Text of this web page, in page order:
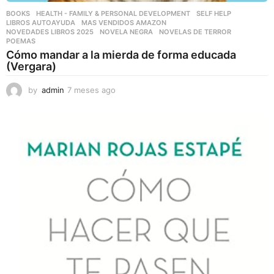
BOOKS ,HEALTH - FAMILY & PERSONAL DEVELOPMENT ,SELF HELP
LIBROS AUTOAYUDA
,MAS VENDIDOS AMAZON
NOVEDADES LIBROS 2025
,NOVELA NEGRA ,NOVELAS DE TERROR
POEMAS
Cómo mandar a la mierda de forma educada
(Vergara)
by admin 7 meses ago
s
a
o